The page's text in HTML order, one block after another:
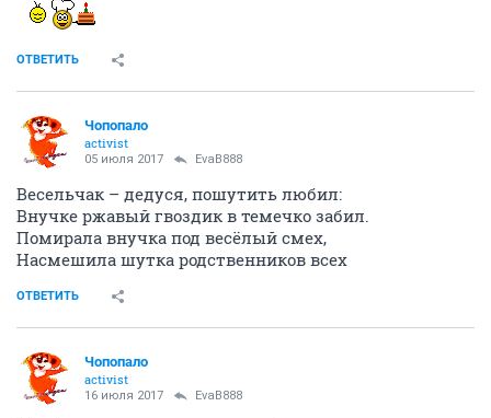
ОТВЕТИТЬ
Чопопало
activist
05 июля 2017 EvaB888
Весельчак – дедуся, пошутить любил:
Внучке ржавый гвоздик в темечко забил.
Помирала внучка под весёлый смех,
Насмешила шутка родственников всех
ОТВЕТИТЬ
Чопопало
activist
16 июля 2017 EvaB888